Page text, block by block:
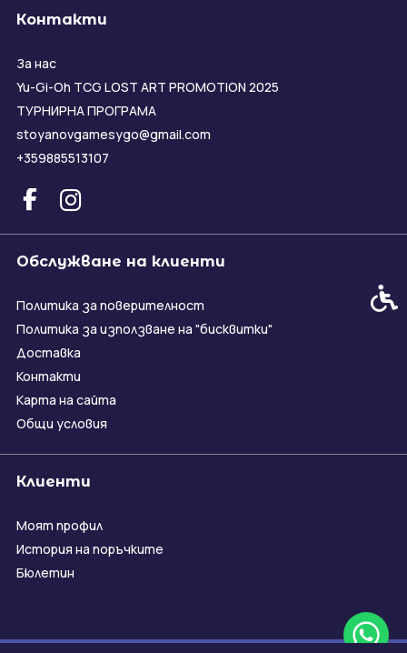
Контакти
За нас
Yu-Gi-Oh TCG LOST ART PROMOTION 2025
ТУРНИРНА ПРОГРАМА
stoyanovgamesygo@gmail.com
+359885513107
Обслужване на клиенти
Политика за поверителност
Политика за използване на "бисквитки"
Доставка
Контакти
Карта на сайта
Общи условия
Клиенти
Моят профил
История на поръчките
Бюлетин